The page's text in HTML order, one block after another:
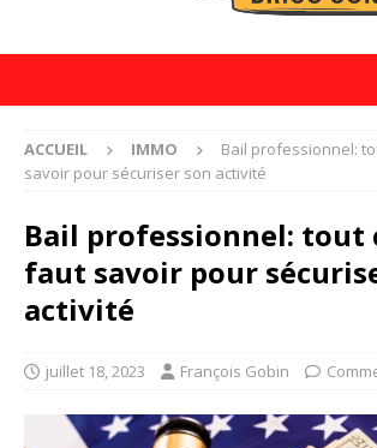
ACCUEIL IMMO
Bail professionnel:
savoir pour sécuriser son activité
Bail professionnel: tout
faut savoir pour
activité
juillet 18, 2023 François Gobin